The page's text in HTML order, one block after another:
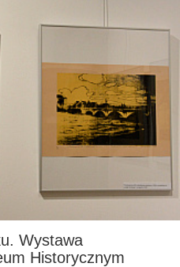
Wystawa
Historycznym